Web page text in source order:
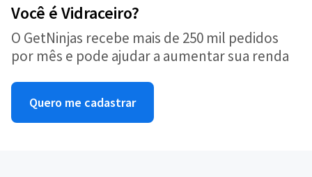
Você é Vidraceiro?
O GetNinjas recebe mais de 250 mil pedidos
por mês e pode ajudar a aumentar sua renda
Quero me cadastrar